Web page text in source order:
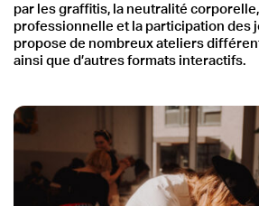
par les graffitis, la neutralité
professionnelle et la participation des
propose de nombreux ateliers
ainsi que d’autres formats interactifs.